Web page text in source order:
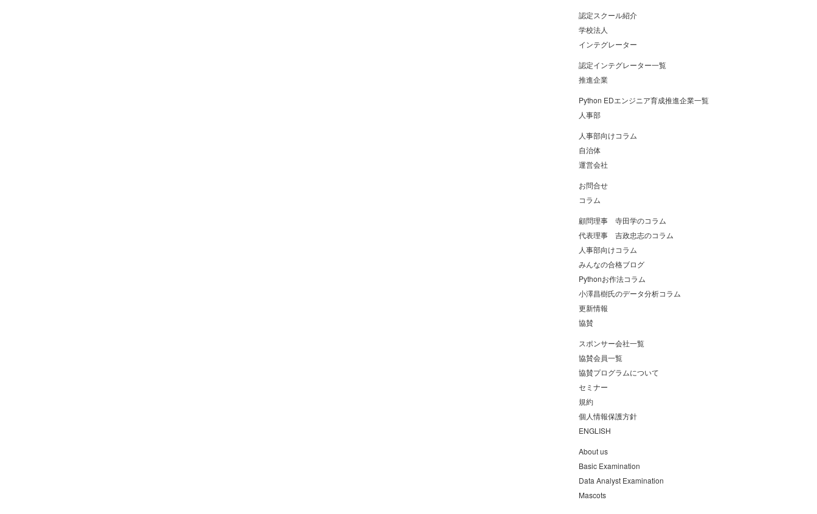
認定スクール紹介
学校法人
インテグレーター
認定インテグレーター一覧
推進企業
Python EDエンジニア育成推進企業一覧
人事部
人事部向けコラム
自治体
運営会社
お問合せ
コラム
顧問理事 寺田学のコラム
代表理事 吉政忠志のコラム
人事部向けコラム
みんなの合格ブログ
Pythonお作法コラム
小澤昌樹氏のデータ分析コラム
更新情報
協賛
スポンサー会社一覧
協賛会員一覧
協賛プログラムについて
セミナー
規約
個人情報保護方針
ENGLISH
About us
Basic Examination
Data Analyst Examination
Mascots